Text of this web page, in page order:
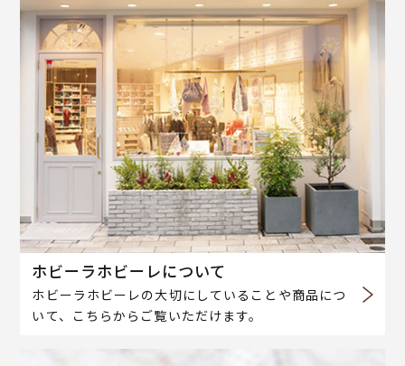
ホビーラホビーレについて
ホビーラホビーレの大切にしていることや商品につ
いて、こちらからご覧いただけます。